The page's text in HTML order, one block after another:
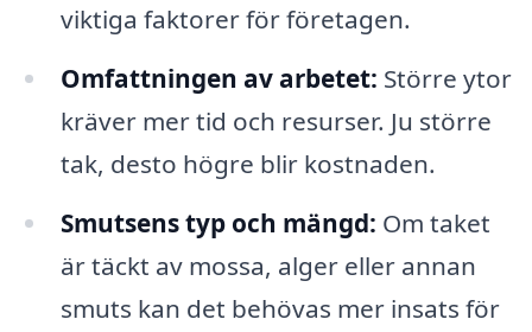
viktiga faktorer för företagen.
Omfattningen av arbetet: Större ytor
kräver mer tid och resurser. Ju större
tak, desto högre blir kostnaden.
Smutsens typ och mängd: Om taket
är täckt av mossa, alger eller annan
smuts kan det behövas mer insats för